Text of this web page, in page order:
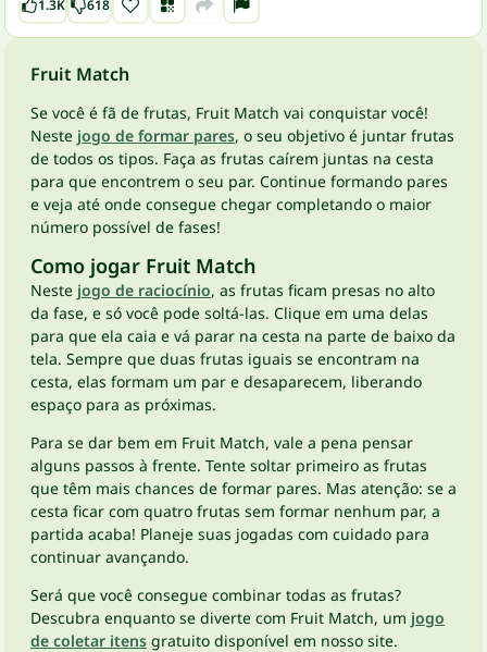
1.3K 618
Fruit Match
Se você é fã de frutas, Fruit Match vai conquistar você!
Neste jogo de formar pares, o seu objetivo é juntar frutas
de todos os tipos. Faça as frutas caírem juntas na cesta
para que encontrem o seu par. Continue formando pares
e veja até onde consegue chegar completando o maior
número possível de fases!
Como jogar Fruit Match
Neste jogo de raciocínio, as frutas ficam presas no alto
da fase, e só você pode soltá-las. Clique em uma delas
para que ela caia e vá parar na cesta na parte de baixo da
tela. Sempre que duas frutas iguais se encontram na
cesta, elas formam um par e desaparecem, liberando
espaço para as próximas.
Para se dar bem em Fruit Match, vale a pena pensar
alguns passos à frente. Tente soltar primeiro as frutas
que têm mais chances de formar pares. Mas atenção: se a
cesta ficar com quatro frutas sem formar nenhum par, a
partida acaba! Planeje suas jogadas com cuidado para
continuar avançando.
Será que você consegue combinar todas as frutas?
Descubra enquanto se diverte com Fruit Match, um jogo
de coletar itens gratuito disponível em nosso site.